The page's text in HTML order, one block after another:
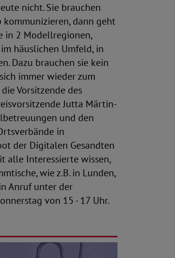
nicht. Sie brauchen
dann geht
in 2 Modellregionen,
häuslichen Umfeld, in
Dazu brauchen sie kein
immer wieder zum
Vorsitzende des
Jutta Märtin-
und den
in
der Digitalen Gesandten
alle Interessierte wissen,
wie z.B. in Lunden,
Anruf unter der
von 15 - 17 Uhr.